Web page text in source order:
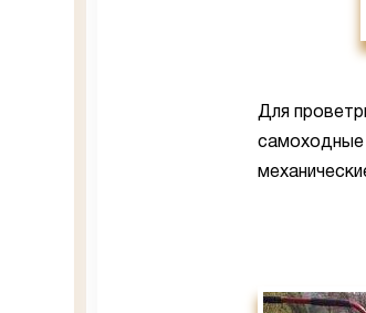
Для
самоходные